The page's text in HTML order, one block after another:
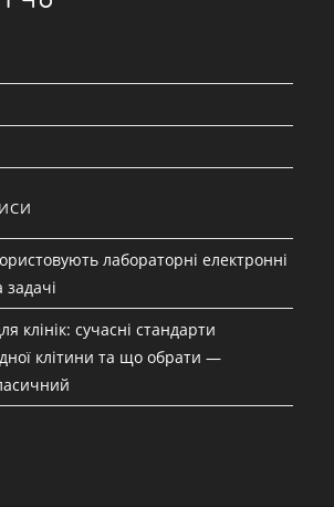
лабораторні електронні
задачі
клінік: сучасні стандарти
клітини та що обрати —